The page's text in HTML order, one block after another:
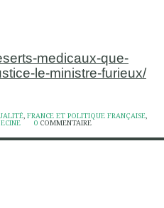
medicaux-que-
le-ministre-furieux/
, FRANCE ET POLITIQUE FRANÇAISE,
0 COMMENTAIRE